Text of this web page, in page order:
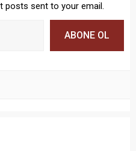
posts sent to your email.
ABONE OL